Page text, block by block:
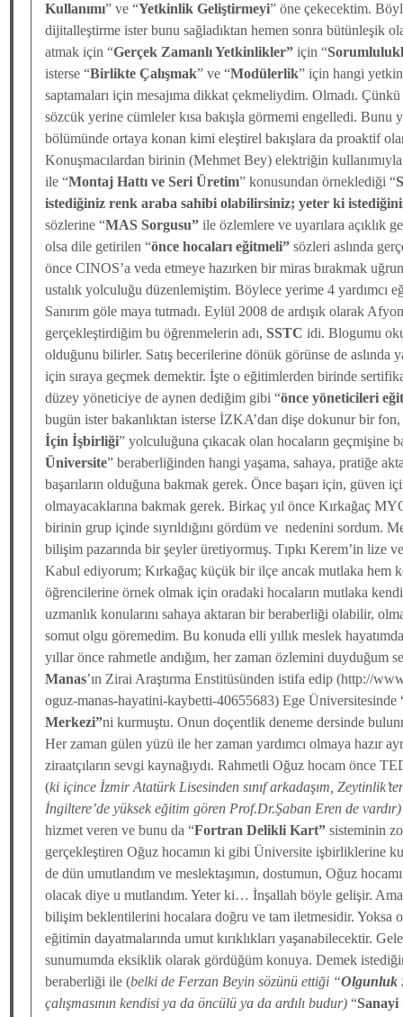
Kullanımı” ve “Yetkinlik Geliştirmeyi” öne çekecektim.
dijitalleştirme ister bunu sağladıktan hemen sonra bütünleşik
atmak için “Gerçek Zamanlı Yetkinlikler” için “
isterse “Birlikte Çalışmak” ve “Modülerlik” için hangi
saptamaları için mesajıma dikkat çekmeliydim. Olmadı.
sözcük yerine cümleler kısa bakışla görmemi engelledi. Bunu
bölümünde ortaya konan kimi eleştirel bakışlara da proaktif
Konuşmacılardan birinin (Mehmet Bey) elektriğin
ile “Montaj Hattı ve Seri Üretim” konusundan örneklediği “
istediğiniz renk araba sahibi olabilirsiniz; yeter ki
sözlerine “MAS Sorgusu” ile özlemlere ve uyarılara açıklık
olsa dile getirilen “önce hocaları eğitmeli” sözleri aslında
önce CINOS’a veda etmeye hazırken bir miras bırakmak
ustalık yolculuğu düzenlemiştim. Böylece yerime 4 yardımcı
Sanırım göle maya tutmadı. Eylül 2008 de ardışık olarak
gerçekleştirdiğim bu öğrenmelerin adı, SSTC idi. Blogumu
olduğunu bilirler. Satış becerilerine dönük görünse de aslında
için sıraya geçmek demektir. İşte o eğitimlerden birinde
düzey yöneticiye de aynen dediğim gibi “önce yöneticileri
bugün ister bakanlıktan isterse İZKA’dan dişe dokunur bir fon,
İçin İşbirliği” yolculuğuna çıkacak olan hocaların geçmişine
Üniversite” beraberliğinden hangi yaşama, sahaya, pratiğe
başarıların olduğuna bakmak gerek. Önce başarı için, güven
olmayacaklarına bakmak gerek. Birkaç yıl önce Kırkağaç
birinin grup içinde sıyrıldığını gördüm ve nedenini sordum.
bilişim pazarında bir şeyler üretiyormuş. Tıpkı Kerem’in lize
Kabul ediyorum; Kırkağaç küçük bir ilçe ancak mutlaka hem
öğrencilerine örnek olmak için oradaki hocaların mutlaka
uzmanlık konularını sahaya aktaran bir beraberliği olabilir,
somut olgu göremedim. Bu konuda elli yıllık meslek
yıllar önce rahmetle andığım, her zaman özlemini duyduğum
Manas’ın Zirai Araştırma Enstitüsünden istifa edip (http://
oguz-manas-hayatini-kaybetti-40655683) Ege Üniversitesinde
Merkezi”ni kurmuştu. Onun doçentlik deneme dersinde
Her zaman gülen yüzü ile her zaman yardımcı olmaya hazır
ziraatçıların sevgi kaynağıydı. Rahmetli Oğuz hocam önce
(ki içince İzmir Atatürk Lisesinden sınıf arkadaşım,
İngiltere’de yüksek eğitim gören Prof.Dr.Şaban Eren de vardır)
hizmet veren ve bunu da “Fortran Delikli Kart” sisteminin
gerçekleştiren Oğuz hocamın ki gibi Üniversite işbirliklerine
de dün umutlandım ve meslektaşımın, dostumun, Oğuz
olacak diye u mutlandım. Yeter ki… İnşallah böyle gelişir.
bilişim beklentilerini hocalara doğru ve tam iletmesidir. Yoksa
eğitimin dayatmalarında umut kırıklıkları yaşanabilecektir.
sunumumda eksiklik olarak gördüğüm konuya. Demek
beraberliği ile (belki de Ferzan Beyin sözünü ettiği “Olgunluk
çalışmasının kendisi ya da öncülü ya da ardılı budur) “